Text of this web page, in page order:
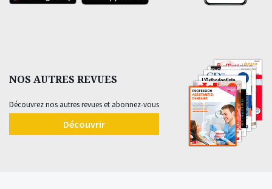
NOS AUTRES REVUES
Découvrez nos autres revues et abonnez-vous
Découvrir